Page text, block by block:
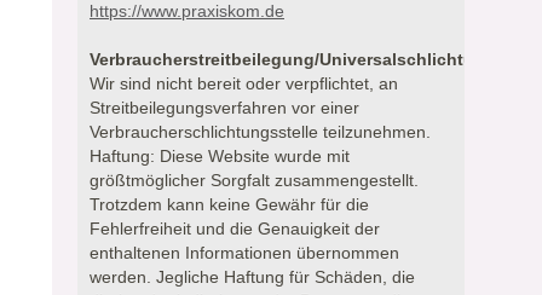
https://www.praxiskom.de
Verbraucherstreitbeilegung/
Wir sind nicht bereit oder verpflichtet, an
Streitbeilegungsverfahren vor einer
Verbraucherschlichtungsstelle teilzunehmen.
Haftung: Diese Website wurde mit
größtmöglicher Sorgfalt zusammengestellt.
Trotzdem kann keine Gewähr für die
Fehlerfreiheit und die Genauigkeit der
enthaltenen Informationen übernommen
werden. Jegliche Haftung für Schäden, die